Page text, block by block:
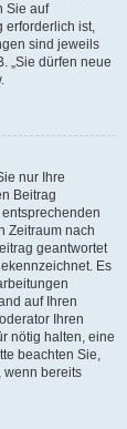
Sie auf
erforderlich ist,
sind jeweils
„Sie dürfen neue
nur Ihre
Beitrag
Zeitraum nach
geantwortet
Es
auf Ihren
Ihren
nötig halten, eine
beachten Sie,
wenn bereits